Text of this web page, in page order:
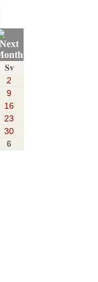
Sv
2
9
16
23
30
6